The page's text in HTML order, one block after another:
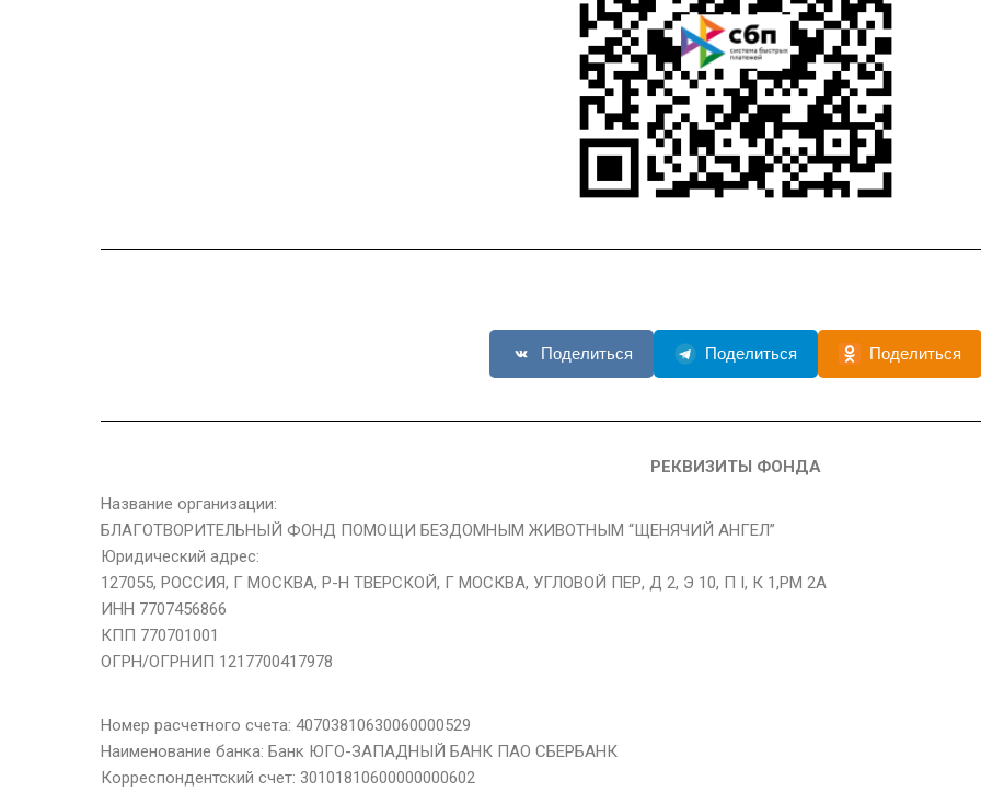
Поделиться Поделиться Поделиться
РЕКВИЗИТЫ ФОНДА
Название организации:
БЛАГОТВОРИТЕЛЬНЫЙ ФОНД ПОМОЩИ БЕЗДОМНЫМ ЖИВОТНЫМ “ЩЕНЯЧИЙ АНГЕЛ”
Юридический адрес:
127055, РОССИЯ, Г МОСКВА, Р-Н ТВЕРСКОЙ, Г МОСКВА, УГЛОВОЙ ПЕР, Д 2, Э 10, П I, К 1,РМ 2А
ИНН 7707456866
КПП 770701001
ОГРН/ОГРНИП 1217700417978
Номер расчетного счета: 40703810630060000529
Наименование банка: Банк ЮГО-ЗАПАДНЫЙ БАНК ПАО СБЕРБАНК
Корреспондентский счет: 30101810600000000602